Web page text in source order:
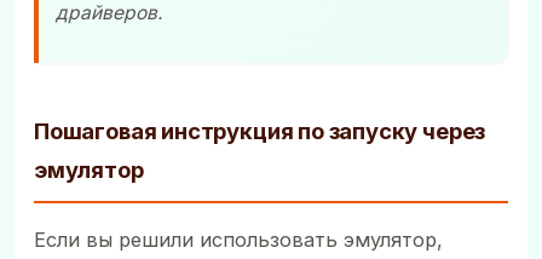
драйверов.
Пошаговая инструкция по запуску через
эмулятор
Если вы решили использовать эмулятор,